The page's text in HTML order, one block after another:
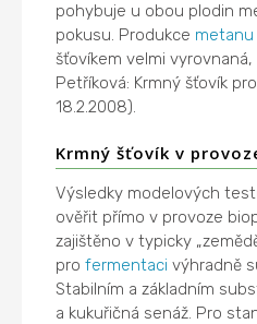
pohybuje u obou plodin
pokusu. Produkce metanu
šťovíkem velmi
Petříková: Krmný šťovík
18.2.2008).
Krmný šťovík v
Výsledky modelových
ověřit přímo v provoze
zajištěno v typicky
profermentaci výhradně
Stabilním a základním
a kukuřičná senáž. Pro